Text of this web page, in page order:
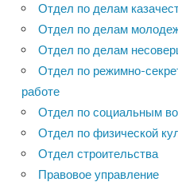
Отдел по делам
Отдел по делам
Отдел по делам
Отдел по режимно-
работе
Отдел по социальным
Отдел по физической
Отдел строительства
Правовое управление